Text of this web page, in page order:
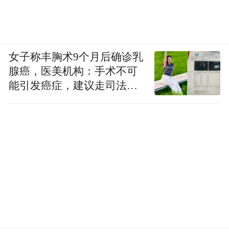
女子称丰胸术9个月后确诊乳
腺癌，医美机构：手术不可
能引发癌症，建议走司法途